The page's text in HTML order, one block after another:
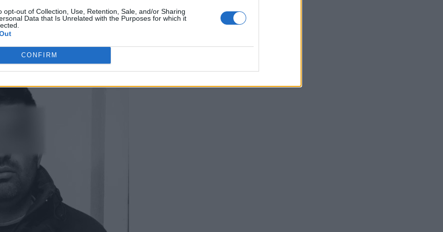
opt-out of Collection, Use, Retention, Sale, and/or Sharing
Data that Is Unrelated with the Purposes for which it
CONFIRM
κίνητρο, καθώς δεν προέκυψε απόπειρα ληστείας.